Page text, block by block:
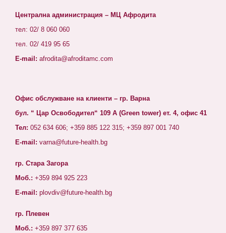
Централна администрация – МЦ Афродита
тел: 02/ 8 060 060
тел. 02/ 419 95 65
E-mail: afrodita@afroditamc.com
Офис обслужване на клиенти – гр. Варна
бул. “ Цар Освободител“ 109 А (Green tower) ет. 4, офис 41
Тел: 052 634 606; +359 885 122 315; +359 897 001 740
E-mail: varna@future-health.bg
гр. Стара Загора
Моб.: +359 894 925 223
E-mail: plovdiv@future-health.bg
гр. Плевен
Моб.: +359 897 377 635